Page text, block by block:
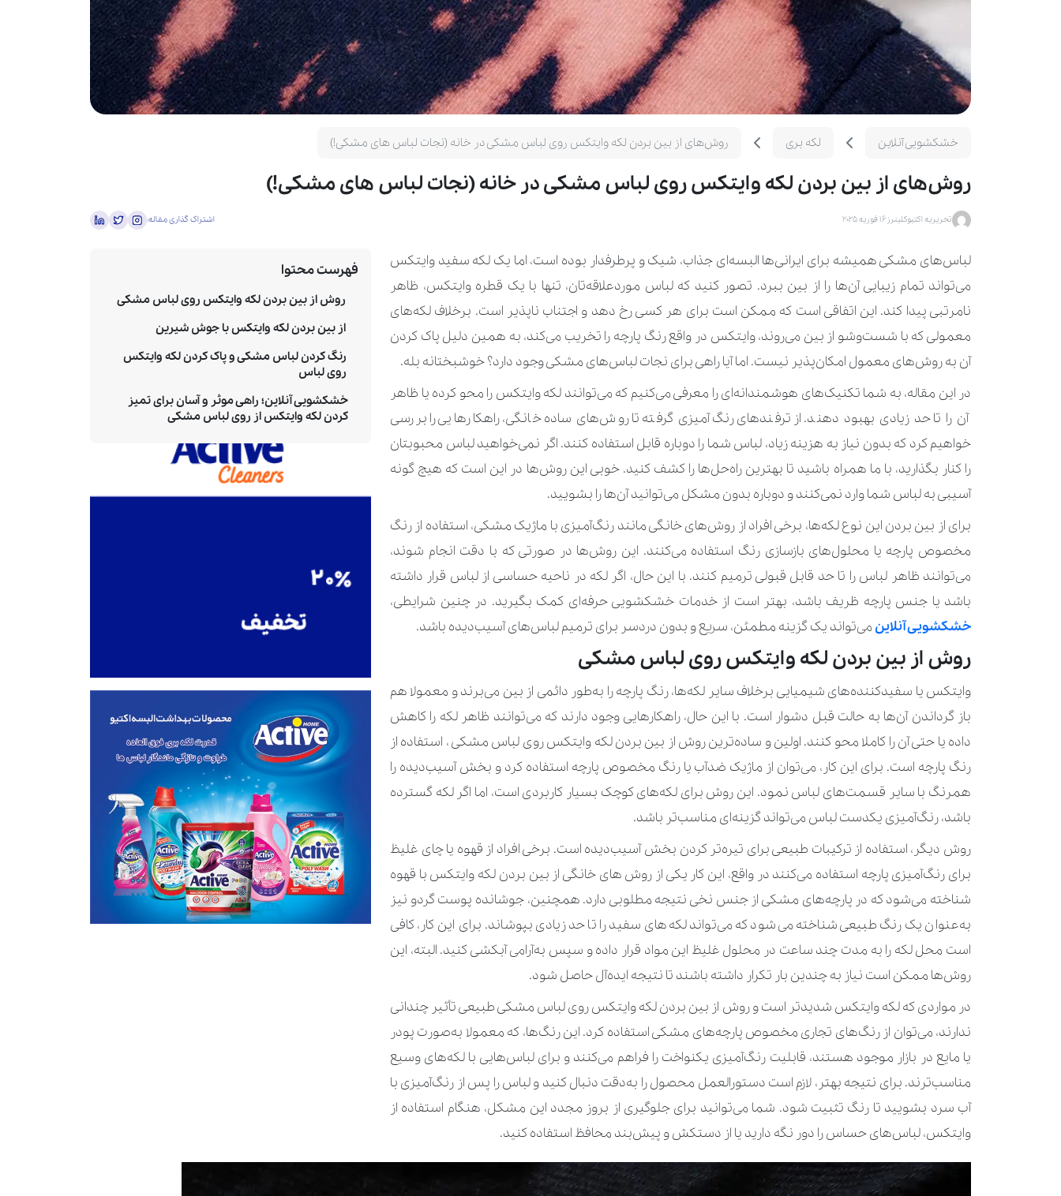
خشکشویی آنلاین لکه بری روش‌های از بین بردن لکه وایتکس روی لباس مشکی در خانه (نجات لباس های مشکی!)
روش‌های از بین بردن لکه وایتکس روی لباس مشکی در خانه (نجات لباس های مشکی!)
تحریریه اکتیوکلینرز 16 فوریه 2025 اشتراک گذاری مقاله:
لباس‌های مشکی همیشه برای ایرانی‌ها البسه‌ای جذاب، شیک و پرطرفدار بوده است، اما یک لکه سفید وایتکس
می‌تواند تمام زیبایی آن‌ها را از بین ببرد. تصور کنید که لباس موردعلاقه‌تان، تنها با یک قطره وایتکس، ظاهر
نامرتبی پیدا کند. این اتفاقی است که ممکن است برای هر کسی رخ دهد و اجتناب ناپذیر است. برخلاف لکه‌های
معمولی که با شست‌وشو از بین می‌روند، وایتکس در واقع رنگ پارچه را تخریب می‌کند، به همین دلیل پاک کردن
آن به روش‌های معمول امکان‌پذیر نیست. اما آیا راهی برای نجات لباس‌های مشکی وجود دارد؟ خوشبختانه بله.
در این مقاله، به شما تکنیک‌های هوشمندانه‌ای را معرفی می‌کنیم که می‌توانند لکه وایتکس را محو کرده یا ظاهر
آن را تا حد زیادی بهبود دهند. از ترفندهای رنگ‌آمیزی گرفته تا روش‌های ساده خانگی، راهکارهایی را بررسی
خواهیم کرد که بدون نیاز به هزینه زیاد، لباس شما را دوباره قابل استفاده کنند. اگر نمی‌خواهید لباس محبوبتان
را کنار بگذارید، با ما همراه باشید تا بهترین راه‌حل‌ها را کشف کنید. خوبی این روش‌ها در این است که هیچ گونه
آسیبی به لباس شما وارد نمی‌کنند و دوباره بدون مشکل می‌توانید آن‌ها را بشویید.
برای از بین بردن این نوع لکه‌ها، برخی افراد از روش‌های خانگی مانند رنگ‌آمیزی با ماژیک مشکی، استفاده از رنگ
مخصوص پارچه یا محلول‌های بازسازی رنگ استفاده می‌کنند. این روش‌ها در صورتی که با دقت انجام شوند،
می‌توانند ظاهر لباس را تا حد قابل قبولی ترمیم کنند. با این حال، اگر لکه در ناحیه حساسی از لباس قرار داشته
باشد یا جنس پارچه ظریف باشد، بهتر است از خدمات خشکشویی حرفه‌ای کمک بگیرید. در چنین شرایطی،
خشکشویی آنلاین می‌تواند یک گزینه مطمئن، سریع و بدون دردسر برای ترمیم لباس‌های آسیب‌دیده باشد.
روش از بین بردن لکه وایتکس روی لباس مشکی
وایتکس یا سفیدکننده‌های شیمیایی برخلاف سایر لکه‌ها، رنگ پارچه را به‌طور دائمی از بین می‌برند و معمولا هم
باز گرداندن آن‌ها به حالت قبل دشوار است. با این‌ حال، راهکارهایی وجود دارند که می‌توانند ظاهر لکه را کاهش
داده یا حتی آن را کاملا محو کنند. اولین و ساده‌ترین روش از بین بردن لکه وایتکس روی لباس مشکی ، استفاده از
رنگ پارچه است. برای این کار، می‌توان از ماژیک ضدآب یا رنگ مخصوص پارچه استفاده کرد و بخش آسیب‌دیده را
همرنگ با سایر قسمت‌های لباس نمود. این روش برای لکه‌های کوچک بسیار کاربردی است، اما اگر لکه گسترده
باشد، رنگ‌آمیزی یکدست لباس می‌تواند گزینه‌ای مناسب‌تر باشد.
روش دیگر، استفاده از ترکیبات طبیعی برای تیره‌تر کردن بخش آسیب‌دیده است. برخی افراد از قهوه یا چای غلیظ
برای رنگ‌آمیزی پارچه استفاده می‌کنند در واقع، این کار یکی از روش های خانگی از بین بردن لکه وایتکس با قهوه
شناخته می‌شود که در پارچه‌های مشکی از جنس نخی نتیجه مطلوبی دارد. همچنین، جوشانده پوست گردو نیز
به‌عنوان یک رنگ طبیعی شناخته می‌شود که می‌تواند لکه‌های سفید را تا حد زیادی بپوشاند. برای این کار، کافی
است محل لکه را به مدت چند ساعت در محلول غلیظ این مواد قرار داده و سپس به‌آرامی آبکشی کنید. البته، این
روش‌ها ممکن است نیاز به چندین بار تکرار داشته باشند تا نتیجه ایده‌آل حاصل شود.
در مواردی که لکه وایتکس شدیدتر است و روش از بین بردن لکه وایتکس روی لباس مشکی طبیعی تأثیر چندانی
ندارند، می‌توان از رنگ‌های تجاری مخصوص پارچه‌های مشکی استفاده کرد. این رنگ‌ها، که معمولا به‌صورت پودر
یا مایع در بازار موجود هستند، قابلیت رنگ‌آمیزی یکنواخت را فراهم می‌کنند و برای لباس‌هایی با لکه‌های وسیع
مناسب‌ترند. برای نتیجه بهتر، لازم است دستورالعمل محصول را به‌دقت دنبال کنید و لباس را پس از رنگ‌آمیزی با
آب سرد بشویید تا رنگ تثبیت شود. شما می‌توانید برای جلوگیری از بروز مجدد این مشکل، هنگام استفاده از
وایتکس، لباس‌های حساس را دور نگه دارید یا از دستکش و پیش‌بند محافظ استفاده کنید.
فهرست محتوا
روش از بین بردن لکه وایتکس روی لباس مشکی
از بین بردن لکه وایتکس با جوش شیرین
رنگ کردن لباس مشکی و پاک کردن لکه وایتکس
روی لباس
خشکشویی آنلاین؛ راهی موثر و آسان برای تمیز
کردن لکه وایتکس از روی لباس مشکی